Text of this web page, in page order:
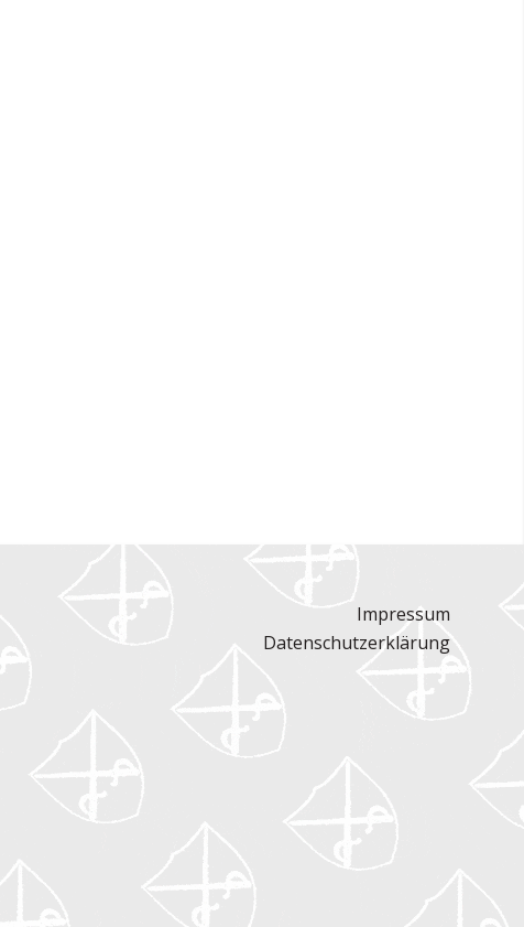
Impressum
Datenschutzerklärung